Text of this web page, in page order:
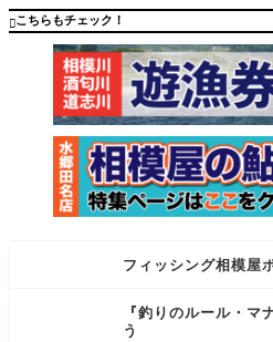
こちらもチェック！
フィッシング相模屋
『釣りのルール・マ
う
グは何を
使ってま
す